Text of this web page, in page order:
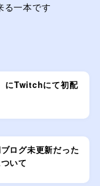
る一本です
にTwitchにて初配
ログ未更新だった
いて